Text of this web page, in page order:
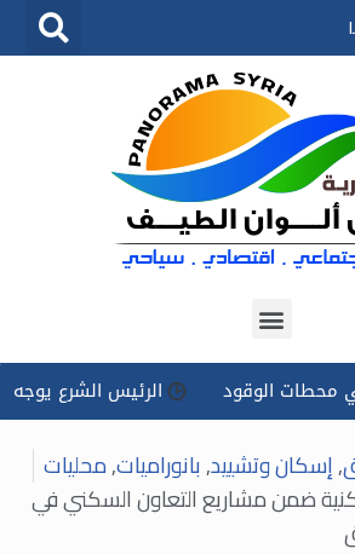
الرئيس الشرع يوجه بتسخير
,إسكان وتشييد,بانوراميات,محليات
سكنية ضمن مشاريع التعاون السكني في